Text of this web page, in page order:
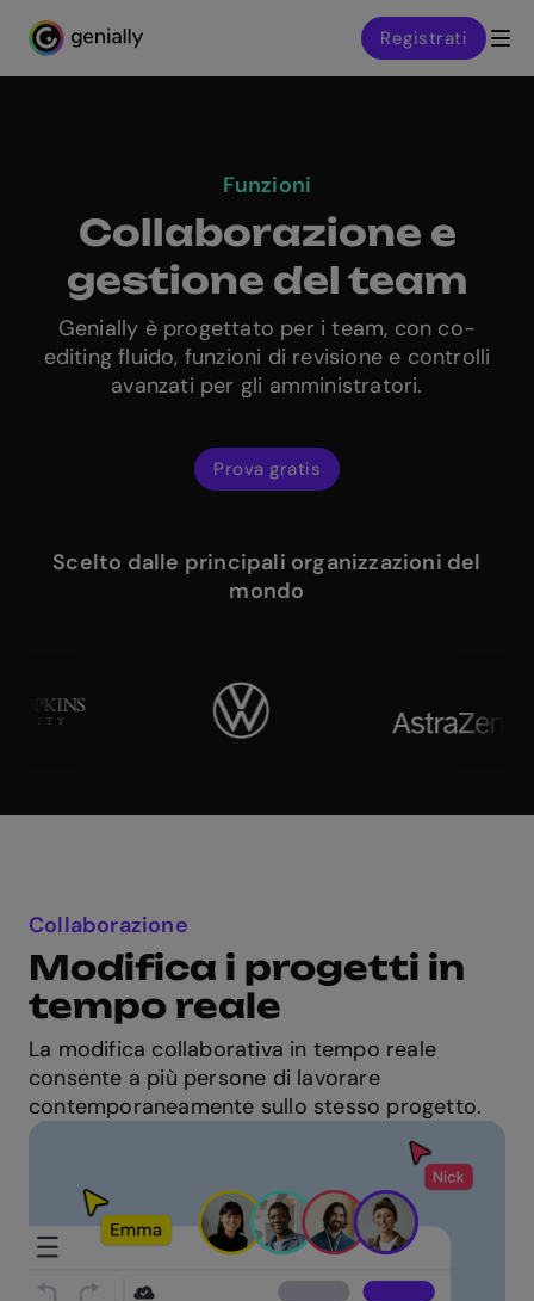
Genialy home page
Registrati
Funzioni
Collaborazione e
gestione del team
Genially è progettato per i team, con co-
editing fluido, funzioni di revisione e controlli
avanzati per gli amministratori.
Prova gratis
Scelto dalle principali organizzazioni del
mondo
Collaborazione
Modifica i progetti in
tempo reale
La modifica collaborativa in tempo reale
consente a più persone di lavorare
contemporaneamente sullo stesso progetto.